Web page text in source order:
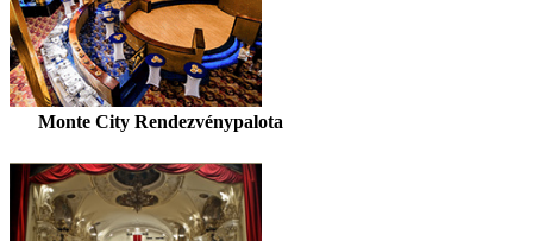
Monte City Rendezvénypalota